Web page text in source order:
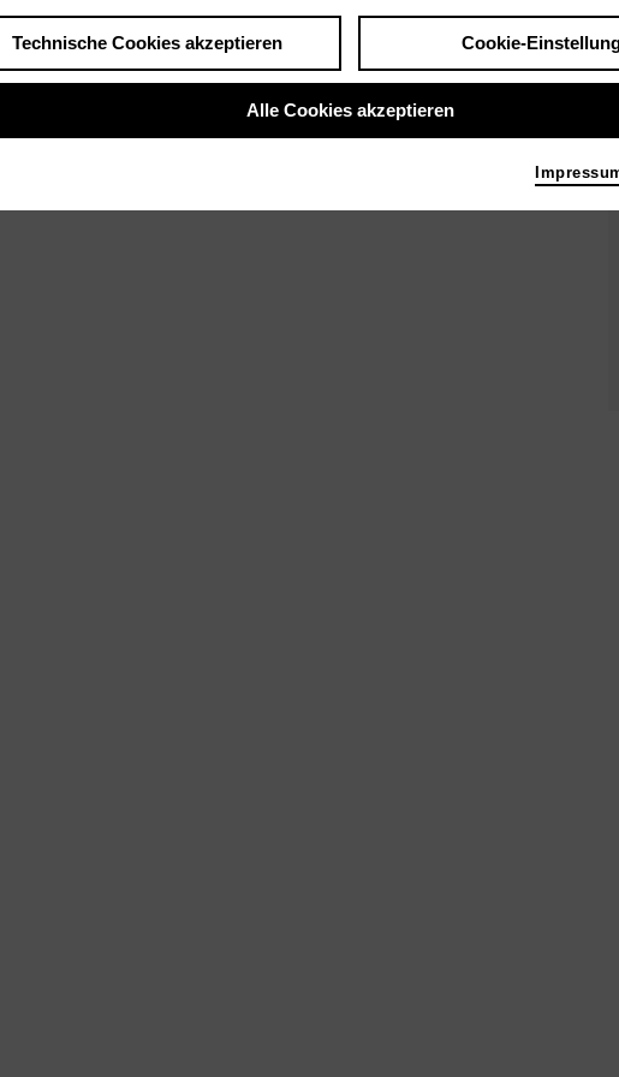
zur Live-Musik getanzt werden. Und
sorgen Kuchen und Kaffee des
Technische Cookies akzeptieren Cookie-
Alle Cookies akzeptieren